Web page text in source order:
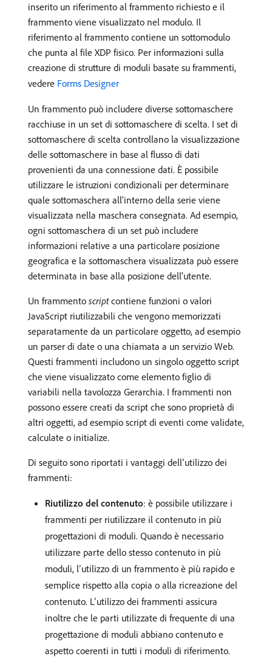
inserito un riferimento al frammento richiesto e il
frammento viene visualizzato nel modulo. Il
riferimento al frammento contiene un sottomodulo
che punta al file XDP fisico. Per informazioni sulla
creazione di strutture di moduli basate su frammenti,
vedere Forms Designer
Un frammento può includere diverse sottomaschere
racchiuse in un set di sottomaschere di scelta. I set di
sottomaschere di scelta controllano la visualizzazione
delle sottomaschere in base al flusso di dati
provenienti da una connessione dati. È possibile
utilizzare le istruzioni condizionali per determinare
quale sottomaschera all'interno della serie viene
visualizzata nella maschera consegnata. Ad esempio,
ogni sottomaschera di un set può includere
informazioni relative a una particolare posizione
geografica e la sottomaschera visualizzata può essere
determinata in base alla posizione dell'utente.
Un frammento scriptcontiene funzioni o valori
JavaScript riutilizzabili che vengono memorizzati
separatamente da un particolare oggetto, ad esempio
un parser di date o una chiamata a un servizio Web.
Questi frammenti includono un singolo oggetto script
che viene visualizzato come elemento figlio di
variabili nella tavolozza Gerarchia. I frammenti non
possono essere creati da script che sono proprietà di
altri oggetti, ad esempio script di eventi come validate,
calculate o initialize.
Di seguito sono riportati i vantaggi dell’utilizzo dei
frammenti:
Riutilizzo del contenuto: è possibile utilizzare i
frammenti per riutilizzare il contenuto in più
progettazioni di moduli. Quando è necessario
utilizzare parte dello stesso contenuto in più
moduli, l’utilizzo di un frammento è più rapido e
semplice rispetto alla copia o alla ricreazione del
contenuto. L’utilizzo dei frammenti assicura
inoltre che le parti utilizzate di frequente di una
progettazione di moduli abbiano contenuto e
aspetto coerenti in tutti i moduli di riferimento.